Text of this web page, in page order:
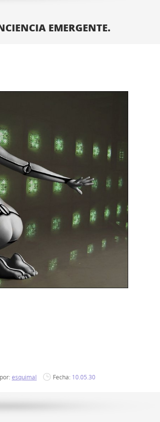
EMERGENTE.
esquimal Fecha: 10.05.30